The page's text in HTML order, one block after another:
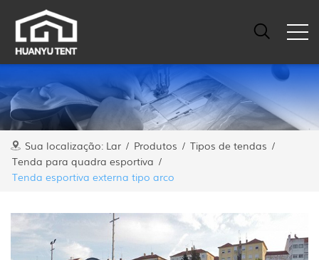
Sua localização: Lar / Produtos / Tipos de tendas /
Tenda para quadra esportiva /
Tenda esportiva externa tipo arco